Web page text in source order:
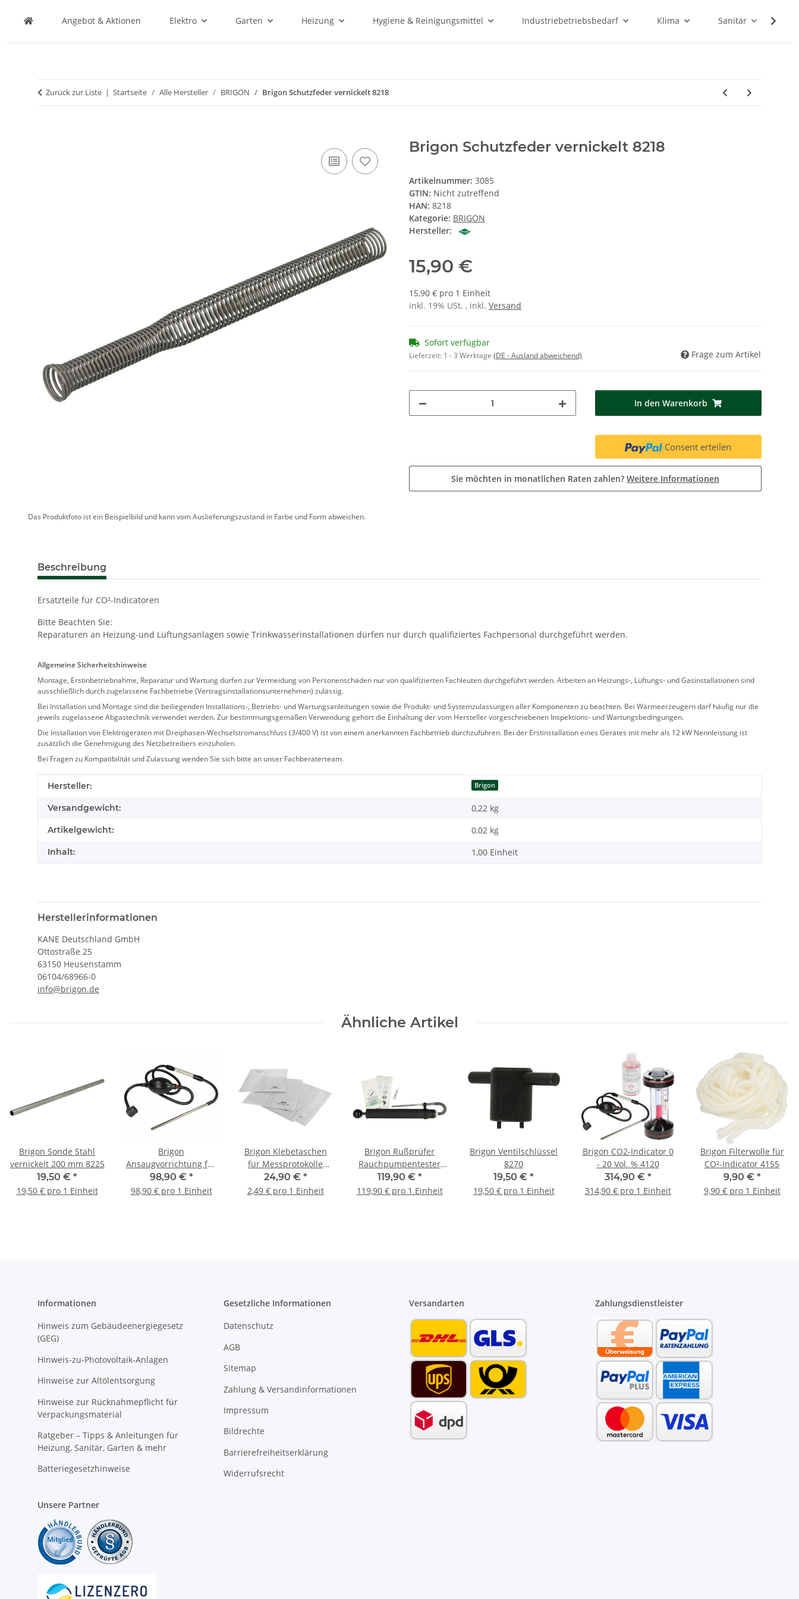
Angebot & Aktionen Elektro Garten Heizung Hygiene & Reinigungsmittel Industriebetriebsbedarf Klima Sanitär
Zurück zur Liste Startseite Alle Hersteller BRIGON Brigon Schutzfeder vernickelt 8218
Das Produktfoto ist ein Beispielbild und kann vom Auslieferungszustand in Farbe und Form abweichen.
Brigon Schutzfeder vernickelt 8218
Artikelnummer: 3085
GTIN: Nicht zutreffend
HAN: 8218
Kategorie: BRIGON
Hersteller:
15,90 €
15,90 € pro 1 Einheit
inkl. 19% USt. , inkl. Versand
Sofort verfügbar
Lieferzeit: 1 - 3 Werktage (DE - Ausland abweichend) Frage zum Artikel
In den Warenkorb
Consent erteilen
Sie möchten in monatlichen Raten zahlen? Weitere Informationen
Beschreibung
Ersatzteile für CO²-Indicatoren
Bitte Beachten Sie:
Reparaturen an Heizung-und Lüftungsanlagen sowie Trinkwasserinstallationen dürfen nur durch qualifiziertes Fachpersonal durchgeführt werden.
Allgemeine Sicherheitshinweise
Montage, Erstinbetriebnahme, Reparatur und Wartung dürfen zur Vermeidung von Personenschäden nur von qualifizierten Fachleuten durchgeführt werden. Arbeiten an Heizungs-, Lüftungs- und Gasinstallationen sind
ausschließlich durch zugelassene Fachbetriebe (Vertragsinstallationsunternehmen) zulässig.
Bei Installation und Montage sind die beiliegenden Installations-, Betriebs- und Wartungsanleitungen sowie die Produkt- und Systemzulassungen aller Komponenten zu beachten. Bei Wärmeerzeugern darf häufig nur die
jeweils zugelassene Abgastechnik verwendet werden. Zur bestimmungsgemäßen Verwendung gehört die Einhaltung der vom Hersteller vorgeschriebenen Inspektions- und Wartungsbedingungen.
Die Installation von Elektrogeräten mit Dreiphasen-Wechselstromanschluss (3/400 V) ist von einem anerkannten Fachbetrieb durchzuführen. Bei der Erstinstallation eines Gerätes mit mehr als 12 kW Nennleistung ist
zusätzlich die Genehmigung des Netzbetreibers einzuholen.
Bei Fragen zu Kompatibilität und Zulassung wenden Sie sich bitte an unser Fachberaterteam.
Produkteigenschaft
Wert
Hersteller: Brigon
Versandgewicht: 0,22 kg
Artikelgewicht: 0,02 kg
Inhalt: 1,00 Einheit
Herstellerinformationen
KANE Deutschland GmbH
Ottostraße 25
63150 Heusenstamm
06104/68966-0
info@brigon.de
Ähnliche Artikel
Brigon Sonde Stahl
vernickelt 200 mm 8225
19,50 € *
19,50 € pro 1 Einheit
Brigon
Ansaugvorrichtung für
CO2-Indicator 4150
98,90 € *
98,90 € pro 1 Einheit
Brigon Klebetaschen
für Messprotokolle
6130 VPE 10 Stück
24,90 € *
2,49 € pro 1 Einheit
Brigon Rußprüfer
Rauchpumpentester
Rußpumpe mit Skala
Filterpapier
119,90 € *
119,90 € pro 1 Einheit
Brigon Ventilschlüssel
8270
19,50 € *
19,50 € pro 1 Einheit
Brigon CO2-Indicator 0
- 20 Vol. % 4120
314,90 € *
314,90 € pro 1 Einheit
Brigon Filterwolle für
CO²-Indicator 4155
9,90 € *
9,90 € pro 1 Einheit
Informationen
Hinweis zum Gebäudeenergiegesetz
(GEG)
Hinweis-zu-Photovoltaik-Anlagen
Hinweise zur Altölentsorgung
Hinweise zur Rücknahmepflicht für
Verpackungsmaterial
Ratgeber – Tipps & Anleitungen für
Heizung, Sanitär, Garten & mehr
Batteriegesetzhinweise
Gesetzliche Informationen
Datenschutz
AGB
Sitemap
Zahlung & Versandinformationen
Impressum
Bildrechte
Barrierefreiheitserklärung
Widerrufsrecht
Versandarten Zahlungsdienstleister
Unsere Partner